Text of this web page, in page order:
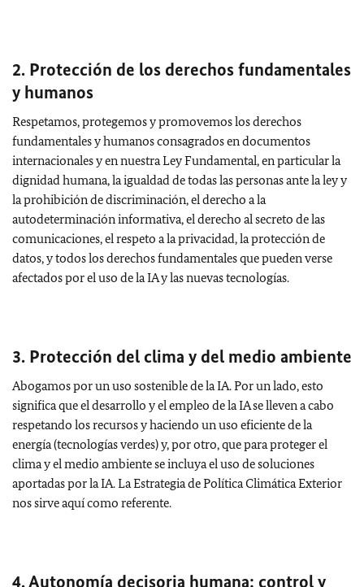
2. Protección de los derechos fundamentales
y humanos
Respetamos, protegemos y promovemos los derechos
fundamentales y humanos consagrados en documentos
internacionales y en nuestra Ley Fundamental, en particular la
dignidad humana, la igualdad de todas las personas ante la ley y
la prohibición de discriminación, el derecho a la
autodeterminación informativa, el derecho al secreto de las
comunicaciones, el respeto a la privacidad, la protección de
datos, y todos los derechos fundamentales que pueden verse
afectados por el uso de la IA y las nuevas tecnologías.
3. Protección del clima y del medio ambiente
Abogamos por un uso sostenible de la IA. Por un lado, esto
significa que el desarrollo y el empleo de la IA se lleven a cabo
respetando los recursos y haciendo un uso eficiente de la
energía (tecnologías verdes) y, por otro, que para proteger el
clima y el medio ambiente se incluya el uso de soluciones
aportadas por la IA. La Estrategia de Política Climática Exterior
nos sirve aquí como referente.
4. Autonomía decisoria humana: control y